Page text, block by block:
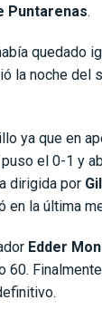
Puntarenas.
quedado
la noche del
ya que en
puso el 0-1 y
dirigida por
en la última
Edder
60.